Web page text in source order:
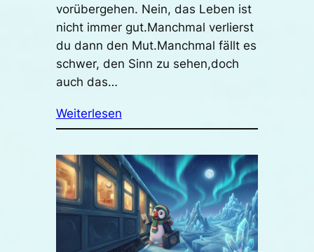
vorübergehen. Nein, das Leben ist
nicht immer gut.Manchmal verlierst
du dann den Mut.Manchmal fällt es
schwer, den Sinn zu sehen,doch
auch das…
Weiterlesen